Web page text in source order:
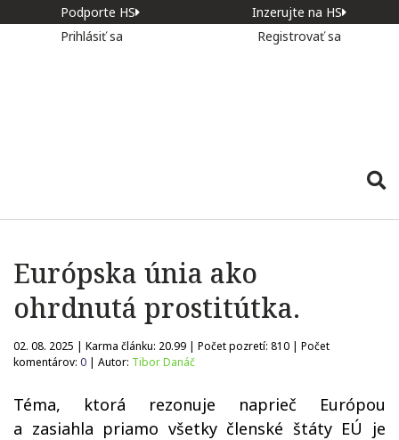
Podporte HS
Inzerujte na HS
Prihlásiť sa
Registrovať sa
Európska únia ako
ohrdnutá prostitútka.
02. 08. 2025 | Karma článku: 20.99 | Počet pozretí: 810 | Počet
komentárov: 0 | Autor: Tibor Danáč
Téma, ktorá rezonuje naprieč Európou
a zasiahla priamo všetky členské štáty EÚ je